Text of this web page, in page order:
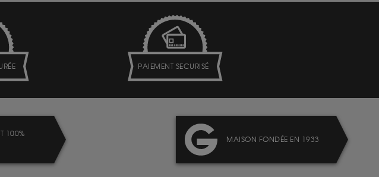
PAIEMENT SECURISÉ
100%
MAISON FONDÉE EN 1933